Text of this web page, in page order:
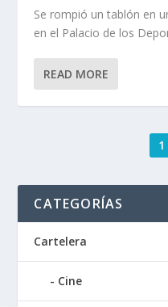
Se rompió un tablón en
en el Palacio de los
READ MORE
1
CATEGORÍAS
Cartelera
Cine